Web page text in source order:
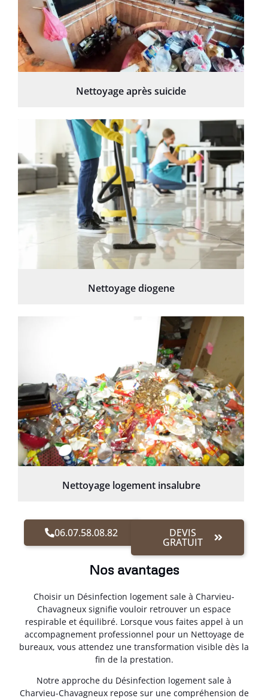
Nettoyage après suicide
Nettoyage diogene
Nettoyage logement insalubre
06.07.58.08.82 DEVIS
GRATUIT
Nos avantages
Choisir un Désinfection logement sale à Charvieu-
Chavagneux signifie vouloir retrouver un espace
respirable et équilibré. Lorsque vous faites appel à un
accompagnement professionnel pour un Nettoyage de
bureaux, vous attendez une transformation visible dès la
fin de la prestation.
Notre approche du Désinfection logement sale à
Charvieu-Chavagneux repose sur une compréhension de